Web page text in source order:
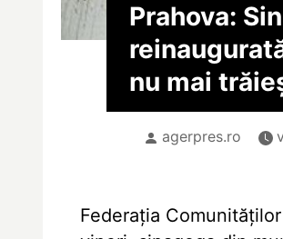
Prahova:
nu mai
agerpres.ro
Federația